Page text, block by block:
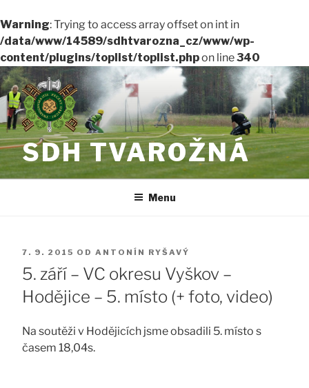
Warning: Trying to access array offset on int in
/data/www/14589/sdhtvarozna_cz/www/wp-
content/plugins/toplist/toplist.phpon line340
Přejít
k
obsahu
webu
SDH TVAROŽNÁ
Menu
PUBLIKOVÁNO
7. 9. 2015 OD ANTONÍN RYŠAVÝ
5. září – VC okresu Vyškov –
Hodějice – 5. místo (+ foto, video)
Na soutěži v Hodějicích jsme obsadili 5. místo s
časem 18,04s.